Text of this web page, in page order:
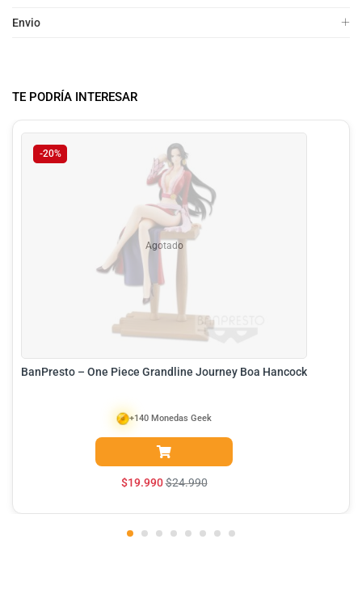
Envio
TE PODRÍA INTERESAR
-20%
Agotado
BanPresto – One Piece Grandline Journey Boa Hancock
$19.990$24.990
+140 Monedas Geek